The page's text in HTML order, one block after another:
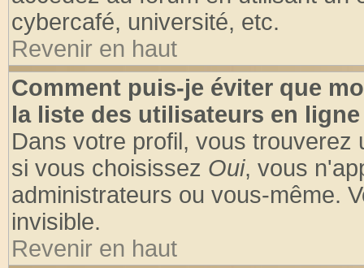
cybercafé, université, etc.
Revenir en haut
Comment puis-je éviter que
la liste des utilisateurs en
Dans votre profil, vous trouverez
si vous choisissez Oui, vous
administrateurs ou vous-même.
invisible.
Revenir en haut